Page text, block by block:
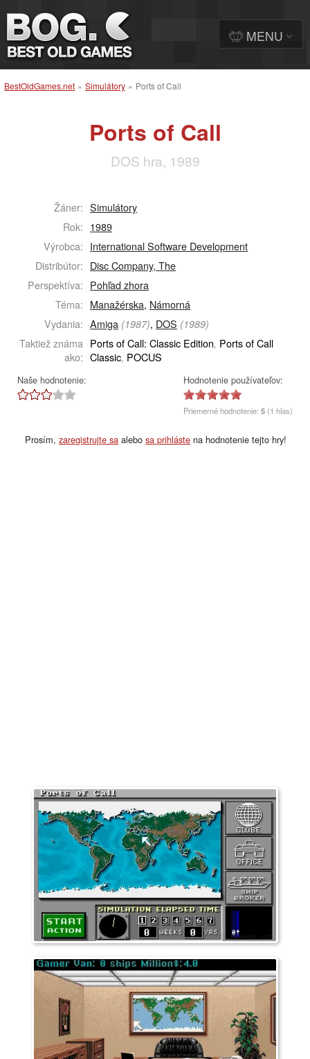
BestOldGames.net » Simulátory » Ports of Call
Ports of Call
DOS hra, 1989
Žáner: Simulátory
Rok: 1989
Výrobca: International Software Development
Distribútor: Disc Company, The
Perspektíva: Pohľad zhora
Téma: Manažérska, Námorná
Vydania: Amiga (1987), DOS (1989)
Taktiež známa
ako:
Ports of Call: Classic Edition, Ports of Call
Classic, POCUS
Naše hodnotenie: Hodnotenie používateľov:
Priemerné hodnotenie:5 (1 hlas)
Prosím,zaregistrujte sa alebosa prihláste na hodnotenie tejto hry!
MENU